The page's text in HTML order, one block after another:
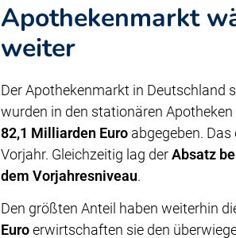
Apothekenmarkt
weiter
Der Apothekenmarkt in Deutschland
wurden in den stationären
82,1 Milliarden Euro abgegeben.
Vorjahr. Gleichzeitig lag derAbsatz
dem Vorjahresniveau.
Den größten Anteil haben weiterhin
Euroerwirtschaften sie den